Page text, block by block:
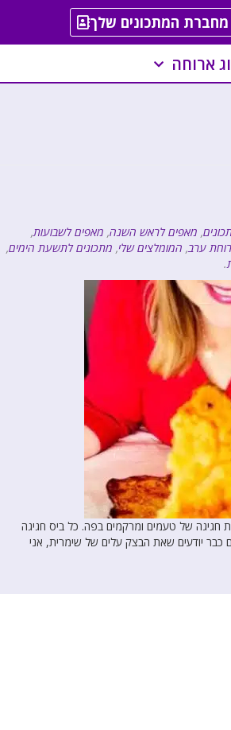
מחברת המתכונים שלך
ארוחה
, מאפים לראש השנה, מאפים לשבועות,
ערב, המומלצים שלי, מתכונים לתשעת הימים,
.
חגיגה של טעמים ומרקמים בפה. כל ביס חגיגה
יודעים שאת הבצק עלים של שימרית, אני